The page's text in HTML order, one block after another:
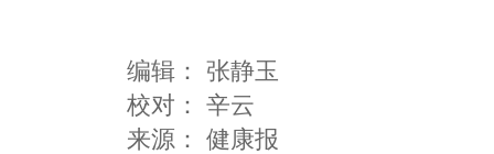
编辑： 张静玉
校对： 辛云